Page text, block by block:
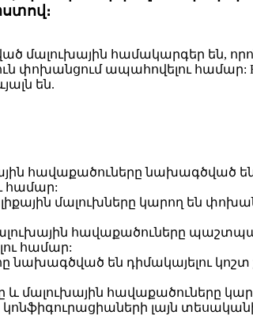
մալուխային համակարգեր են,
ապահովելու համար:
են.
հավաքածուները նախագծված
համար:
մալուխները կարող են
հավաքածուները
համար:
նախագծված են դիմակայելու
մալուխային հավաքածուները
լայն